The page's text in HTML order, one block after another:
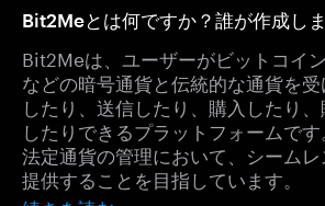
Bit2Meとは何ですか？誰が作成し
Bit2Meは、ユーザーがビットコイ
などの暗号通貨と伝統的な通貨を
したり、送信したり、購入したり
したりできるプラットフォームで
法定通貨の管理において、シーム
提供することを目指しています。